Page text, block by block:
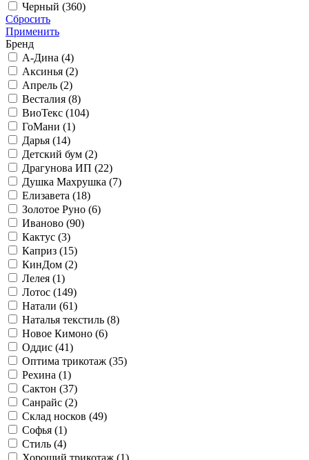
Черный (360)
Сбросить
Применить
Бренд
А-Дина (4)
Аксинья (2)
Апрель (2)
Весталия (8)
ВиоТекс (104)
ГоМани (1)
Дарья (14)
Детский бум (2)
Драгунова ИП (22)
Душка Махрушка (7)
Елизавета (18)
Золотое Руно (6)
Иваново (90)
Кактус (3)
Каприз (15)
КинДом (2)
Лелея (1)
Лотос (149)
Натали (61)
Наталья текстиль (8)
Новое Кимоно (6)
Оддис (41)
Оптима трикотаж (35)
Рехина (1)
Сактон (37)
Санрайс (2)
Склад носков (49)
Софья (1)
Стиль (4)